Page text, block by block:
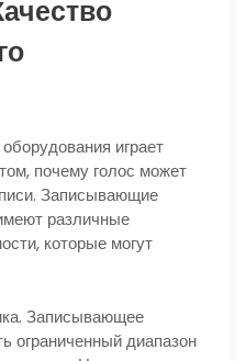
играет
почему голос может
Записывающие
различные
которые могут
Записывающее
ограниченный диапазон